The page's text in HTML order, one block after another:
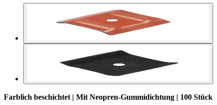
Farblich beschichtet | Mit Neopren-Gummidichtung | 100 Stück